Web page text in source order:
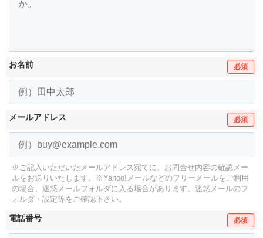
お名前 必須
メールアドレス 必須
※ご記入いただいたメールアドレス宛てに、お問合せ内容の確認メー
ルをお送りいたします。
※Yahoo!メールなどのフリーメールをご利用
の場合、迷惑メールフォルダに入る場合があります。 迷惑メールのフ
ォルダ・設定等をご確認下さい。
電話番号 必須